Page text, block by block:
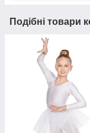
Подібні товари